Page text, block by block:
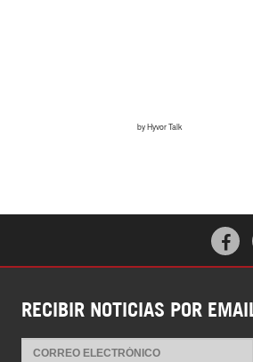
RECIBIR NOTICIAS POR EMAIL